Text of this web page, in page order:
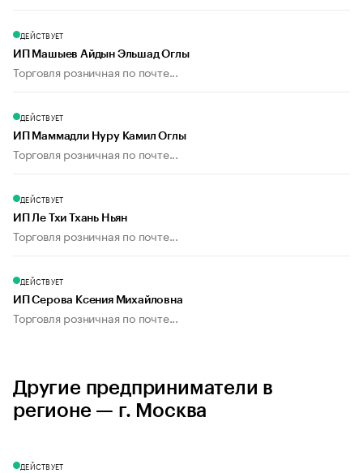
ДЕЙСТВУЕТ
ИП Машыев Айдын Эльшад Оглы
Торговля розничная по почте...
ДЕЙСТВУЕТ
ИП Маммадли Нуру Камил Оглы
Торговля розничная по почте...
ДЕЙСТВУЕТ
ИП Ле Тхи Тхань Ньян
Торговля розничная по почте...
ДЕЙСТВУЕТ
ИП Серова Ксения Михайловна
Торговля розничная по почте...
Другие предприниматели в
регионе — г. Москва
ДЕЙСТВУЕТ